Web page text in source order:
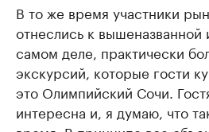
В то же время участники
отнеслись к вышеназванной
самом деле, практически
экскурсий, которые гости
это Олимпийский Сочи.
интересна и, я думаю, что